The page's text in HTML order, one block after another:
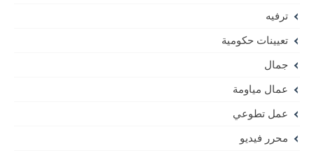
ترفيه
تعيينات حكومية
جمال
عمال مياومة
عمل تطوعي
محرر فيديو